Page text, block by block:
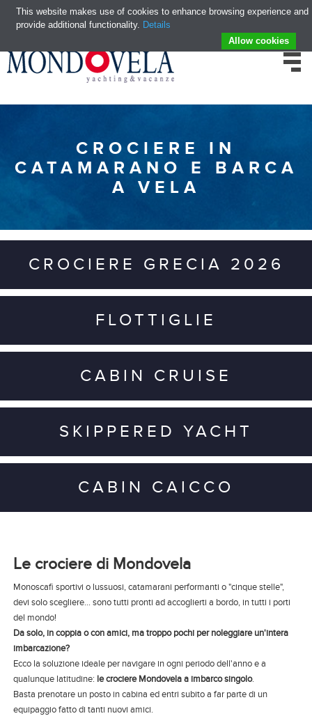
CROCIERE IN
CATAMARANO E BARCA
A VELA
CROCIERE GRECIA 2026
FLOTTIGLIE
CABIN CRUISE
SKIPPERED YACHT
CABIN CAICCO
Le crociere di Mondovela
Monoscafi sportivi o lussuosi, catamarani performanti o "cinque stelle",
devi solo scegliere… sono tutti pronti ad accoglierti a bordo, in tutti i porti
del mondo!
Da solo, in coppia o con amici, ma troppo pochi per noleggiare un'intera
imbarcazione?
Ecco la soluzione ideale per navigare in ogni periodo dell'anno e a
qualunque latitudine: le crociere Mondovela a imbarco singolo.
Basta prenotare un posto in cabina ed entri subito a far parte di un
equipaggio fatto di tanti nuovi amici.
This website makes use of cookies to enhance browsing experience and
provide additional functionality. Details
Allow cookies